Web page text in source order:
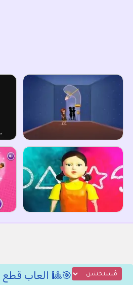
🎯🎱 العاب قطع